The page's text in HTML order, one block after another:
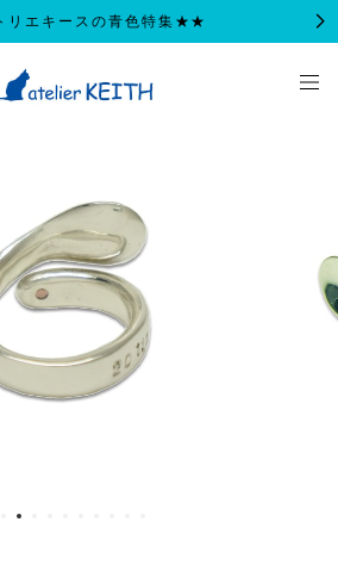
エキースの青色特集★★